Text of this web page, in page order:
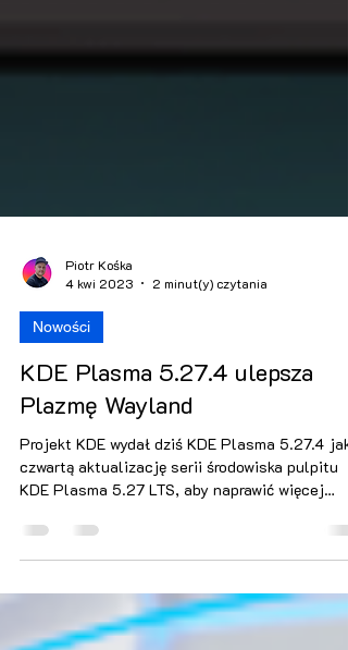
Piotr Kośka
4 kwi 2023
Nowości
KDE Plasma 5.27.4 ulepsza
Plazmę Wayland
Projekt KDE wydał dziś KDE Plasma 5.27.4 jako
KDE Plasma 5.27 LTS, aby naprawić więcej
błędów